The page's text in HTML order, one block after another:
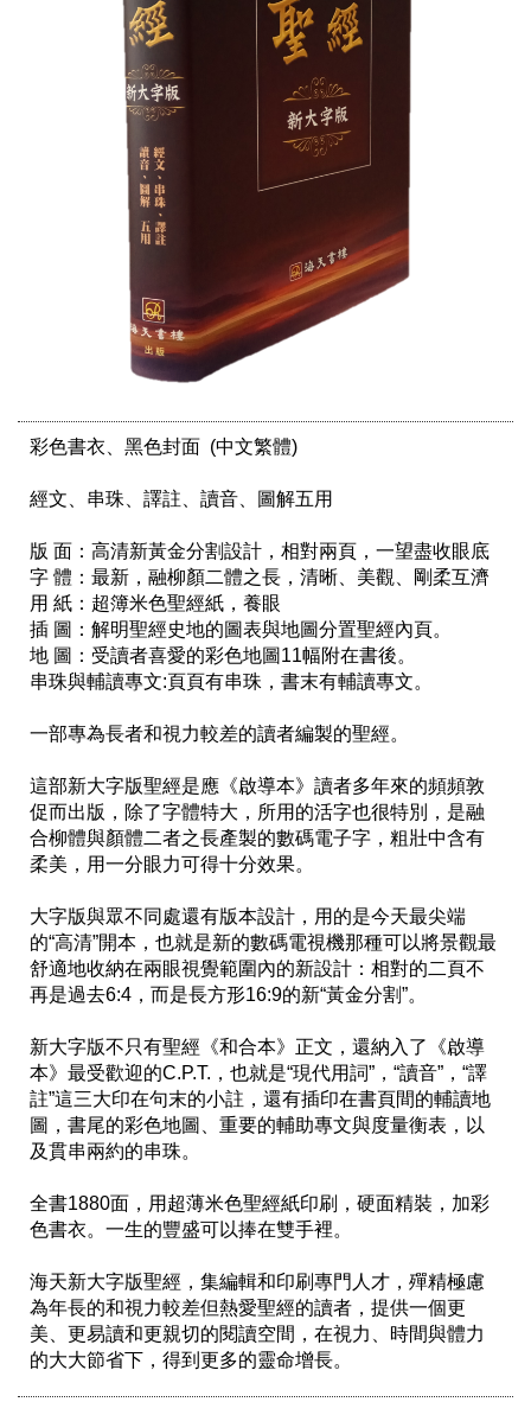
彩色書衣、黑色封面  (中文繁體)
經文、串珠、譯註、讀音、圖解五用
版 面：高清新黃金分割設計，相對兩頁，一望盡收眼底
字 體：最新，融柳顏二體之長，清晰、美觀、剛柔互濟
用 紙：超簿米色聖經紙，養眼
插 圖：解明聖經史地的圖表與地圖分置聖經內頁。
地 圖：受讀者喜愛的彩色地圖11幅附在書後。
串珠與輔讀專文:頁頁有串珠，書末有輔讀專文。
一部專為長者和視力較差的讀者編製的聖經。
這部新大字版聖經是應《啟導本》讀者多年來的頻頻敦
促而出版，除了字體特大，所用的活字也很特別，是融
合柳體與顏體二者之長產製的數碼電子字，粗壯中含有
柔美，用一分眼力可得十分效果。
大字版與眾不同處還有版本設計，用的是今天最尖端
的“高清”開本，也就是新的數碼電視機那種可以將景觀最
舒適地收納在兩眼視覺範圍內的新設計：相對的二頁不
再是過去6:4，而是長方形16:9的新“黃金分割”。
新大字版不只有聖經《和合本》正文，還納入了《啟導
本》最受歡迎的C.P.T.，也就是“現代用詞”，“讀音”，“譯
註”這三大印在句末的小註，還有插印在書頁間的輔讀地
圖，書尾的彩色地圖、重要的輔助專文與度量衡表，以
及貫串兩約的串珠。
全書1880面，用超薄米色聖經紙印刷，硬面精裝，加彩
色書衣。一生的豐盛可以捧在雙手裡。
海天新大字版聖經，集編輯和印刷專門人才，殫精極慮
為年長的和視力較差但熱愛聖經的讀者，提供一個更
美、更易讀和更親切的閱讀空間，在視力、時間與體力
的大大節省下，得到更多的靈命增長。